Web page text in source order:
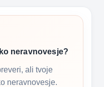
neravnovesje?
ali tvoje
neravnovesje.